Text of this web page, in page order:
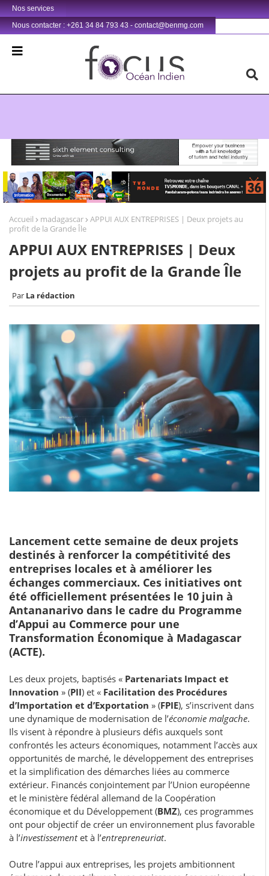
Nos services
Nous contacter : +261 34 84 793 43 - contact@benmg.com
Retrouvez votre chaîne @TV5MONDE, dans les bouquets CANAL+ 36 . Fandaharam-potoana tsara indrindra ho anareo!
Accueil madagascar
APPUI AUX ENTREPRISES | Deux projets au
profit de la Grande Île
APPUI AUX ENTREPRISES | Deux
projets au profit de la Grande Île
La rédaction
Lancement cette semaine de deux projets
destinés à renforcer la compétitivité des
entreprises locales et à améliorer les
échanges commerciaux. Ces initiatives ont
été officiellement présentées le 10 juin à
Antananarivo dans le cadre du Programme
d’Appui au Commerce pour une
Transformation Économique à Madagascar
(ACTE).
Les deux projets, baptisés « Partenariats Impact et
Innovation » (PII) et « Facilitation des Procédures
d’Importation et d’Exportation » (FPIE), s’inscrivent dans
une dynamique de modernisation de l’économie malgache.
Ils visent à répondre à plusieurs défis auxquels sont
confrontés les acteurs économiques, notamment l’accès aux
opportunités de marché, le développement des entreprises
et la simplification des démarches liées au commerce
extérieur. Financés conjointement par l’Union européenne
et le ministère fédéral allemand de la Coopération
économique et du Développement (BMZ), ces programmes
ont pour objectif de créer un environnement plus favorable
à l’investissementet à l’entrepreneuriat.
Outre l’appui aux entreprises, les projets ambitionnent